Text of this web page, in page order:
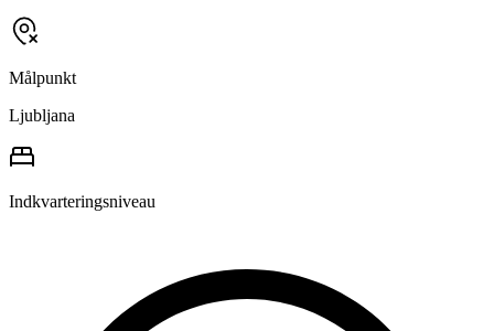
Målpunkt
Ljubljana
Indkvarteringsniveau